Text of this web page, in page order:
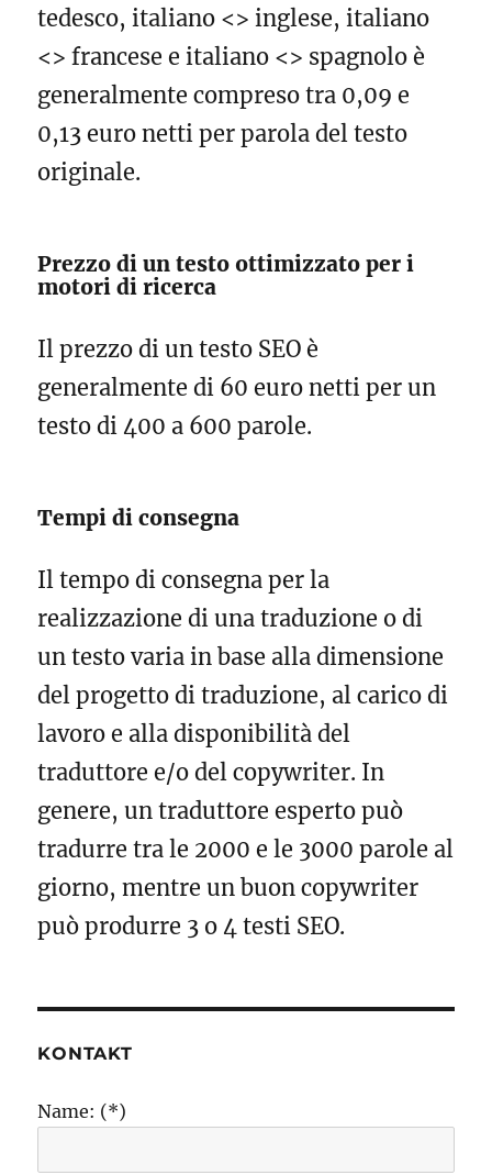
tedesco, italiano <> inglese, italiano
<> francese e italiano <> spagnolo è
generalmente compreso tra 0,09 e
0,13 euro netti per parola del testo
originale.
Prezzo di un testo ottimizzato per i
motori di ricerca
Il prezzo di un testo SEO è
generalmente di 60 euro netti per un
testo di 400 a 600 parole.
Tempi di consegna
Il tempo di consegna per la
realizzazione di una traduzione o di
un testo varia in base alla dimensione
del progetto di traduzione, al carico di
lavoro e alla disponibilità del
traduttore e/o del copywriter. In
genere, un traduttore esperto può
tradurre tra le 2000 e le 3000 parole al
giorno, mentre un buon copywriter
può produrre 3 o 4 testi SEO.
KONTAKT
Name: (*)